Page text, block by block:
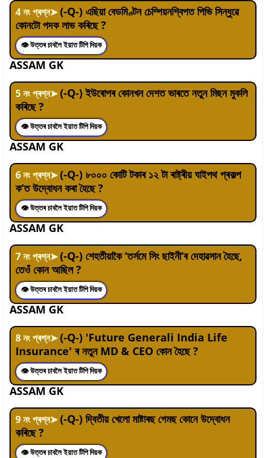
4নং প্ৰশ্ন➤(-Q-) এছিয়া বেডমিণ্টন চেম্পিয়নশ্বিপত পিভি সিন্ধুৱে
কোনটো পদক লাভ কৰিছে ?
👁 উত্তৰ চাবলৈ ইয়াত টিপি দিয়ক
ASSAM GK
5নং প্ৰশ্ন➤(-Q-) ইউৰোপৰ কোনখন দেশত ভাৰতে নতুন মিছন মুকলি
কৰিছে ?
👁 উত্তৰ চাবলৈ ইয়াত টিপি দিয়ক
ASSAM GK
6নং প্ৰশ্ন➤(-Q-) ৮০০০ কোটি টকাৰ ১২ টা ৰাষ্ট্ৰীয় ঘাইপথ প্ৰকল্প
ক’ত উদ্বোধন কৰা হৈছে ?
👁 উত্তৰ চাবলৈ ইয়াত টিপি দিয়ক
ASSAM GK
7নং প্ৰশ্ন➤(-Q-) শেহতীয়াকৈ ‘তৰ্সমে সিং ছাইনী’ৰ দেহাৱসান হৈছে,
তেওঁ কোন আছিল ?
👁 উত্তৰ চাবলৈ ইয়াত টিপি দিয়ক
ASSAM GK
8নং প্ৰশ্ন➤(-Q-) 'Future Generali India Life
Insurance' ৰ নতুন MD & CEO কোন হৈছে ?
👁 উত্তৰ চাবলৈ ইয়াত টিপি দিয়ক
ASSAM GK
9নং প্ৰশ্ন➤(-Q-) দ্বিতীয় খেলো মাষ্টাৰছ গেমছ কোনে উদ্বোধন
কৰিছে ?
👁 উত্তৰ চাবলৈ ইয়াত টিপি দিয়ক